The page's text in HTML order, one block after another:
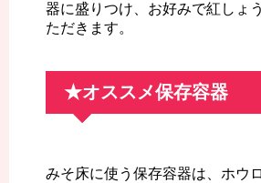
器に盛りつけ、お好みで紅しょ
ただきます。
★オススメ保存容器
みそ床に使う保存容器は、ホウ